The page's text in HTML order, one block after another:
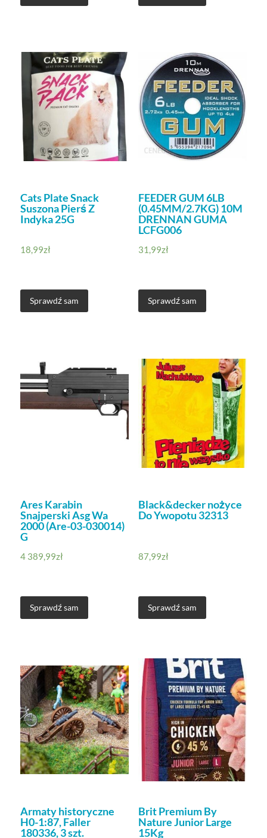
Cats Plate Snack
Suszona Pierś Z
Indyka 25G
18,99zł
Sprawdź sam
FEEDER GUM 6LB
(0.45MM/2.7KG) 10M
DRENNAN GUMA
LCFG006
31,99zł
Sprawdź sam
Ares Karabin
Snajperski Asg Wa
2000 (Are-03-030014)
G
4 389,99zł
Sprawdź sam
Black&decker nożyce
Do Ywopotu 32313
87,99zł
Sprawdź sam
Armaty historyczne
H0-1:87, Faller
180336, 3 szt.
Brit Premium By
Nature Junior Large
15Kg